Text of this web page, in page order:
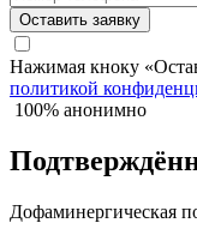
Оставить заявку
Нажимая кноку
политикой
100% анонимно
Дофаминергическая